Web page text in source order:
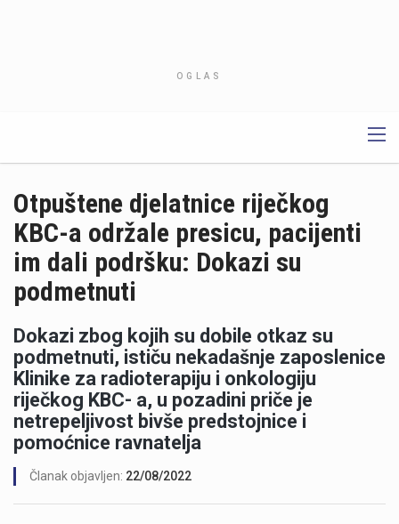
OGLAS
Otpuštene djelatnice riječkog
KBC-a održale presicu, pacijenti
im dali podršku: Dokazi su
podmetnuti
Dokazi zbog kojih su dobile otkaz su
podmetnuti, ističu nekadašnje zaposlenice
Klinike za radioterapiju i onkologiju
riječkog KBC- a, u pozadini priče je
netrepeljivost bivše predstojnice i
pomoćnice ravnatelja
Članak objavljen: 22/08/2022